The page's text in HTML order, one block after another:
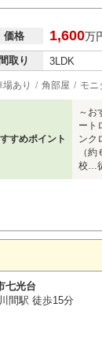
価格 1,600万
間取り 3LDK
場あり 角部屋 モニ
すめポイント
～お
ート
ンク
（
校…
七光台
間駅 徒歩15分